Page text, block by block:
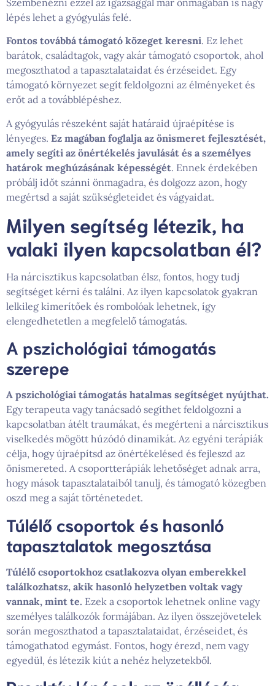
lépés lehet a gyógyulás felé.
Fontos továbbá támogató közeget keresni. Ez lehet
barátok, családtagok, vagy akár támogató csoportok, ahol
megoszthatod a tapasztalataidat és érzéseidet. Egy
támogató környezet segít feldolgozni az élményeket és
erőt ad a továbblépéshez.
A gyógyulás részeként saját határaid újraépítése is
lényeges. Ez magában foglalja az önismeret fejlesztését,
amely segíti az önértékelés javulását és a személyes
határok meghúzásának képességét. Ennek érdekében
próbálj időt szánni önmagadra, és dolgozz azon, hogy
megértsd a saját szükségleteidet és vágyaidat.
Milyen segítség létezik, ha
valaki ilyen kapcsolatban él?
Ha nárcisztikus kapcsolatban élsz, fontos, hogy tudj
segítséget kérni és találni. Az ilyen kapcsolatok gyakran
lelkileg kimerítőek és rombolóak lehetnek, így
elengedhetetlen a megfelelő támogatás.
A pszichológiai támogatás
szerepe
A pszichológiai támogatás hatalmas segítséget nyújthat.
Egy terapeuta vagy tanácsadó segíthet feldolgozni a
kapcsolatban átélt traumákat, és megérteni a nárcisztikus
viselkedés mögött húzódó dinamikát. Az egyéni terápiák
célja, hogy újraépítsd az önértékelésed és fejleszd az
önismereted. A csoportterápiák lehetőséget adnak arra,
hogy mások tapasztalataiból tanulj, és támogató közegben
oszd meg a saját történetedet.
Túlélő csoportok és hasonló
tapasztalatok megosztása
Túlélő csoportokhoz csatlakozva olyan emberekkel
találkozhatsz, akik hasonló helyzetben voltak vagy
vannak, mint te. Ezek a csoportok lehetnek online vagy
személyes találkozók formájában. Az ilyen összejövetelek
során megoszthatod a tapasztalataidat, érzéseidet, és
támogathatod egymást. Fontos, hogy érezd, nem vagy
egyedül, és létezik kiút a nehéz helyzetekből.